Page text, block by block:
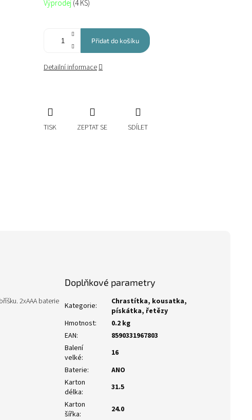
cena:
Výprodej(4 KS)
Přidat do košíku
Detailní informace
TISK ZEPTAT SE SDÍLET
2xAAA baterie
Doplňkové parametry
Kategorie:
Chrastítka, kousatka,
pískátka, řetězy
Hmotnost:
0.2 kg
EAN:
8590331967803
Balení
velké:
16
Baterie:
ANO
Karton
délka:
31.5
Karton
šířka:
24.0